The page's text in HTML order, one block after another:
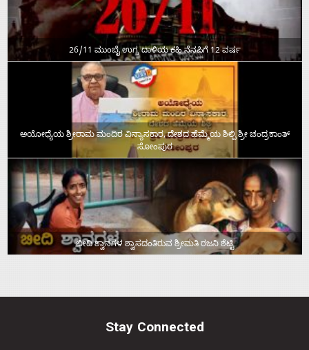
26/11 ಮುಂಬೈ ಉಗ್ರ ದಾಳಿಯ ಕಹಿ ನೆನಪಿಗೆ 12 ವರ್ಷ
ಅಯೋಧ್ಯೆಯ ಶ್ರೀರಾಮ ಮಂದಿರ ವಿನ್ಯಾಸಕಾರ, ದೇಶದ ಹೆಮ್ಮೆಯ ಶಿಲ್ಪಿ ಶ್ರೀ ಚಂದ್ರಕಾಂತ್‌
ಸೋಂಪುರ
ಬೀದಿ ಶ್ವಾನಗಳ ಶ್ವಾಸದಂತಿರುವ ಶ್ರೀಮತಿ ರಜನಿ ಶೆಟ್ಟಿ
Stay Connected